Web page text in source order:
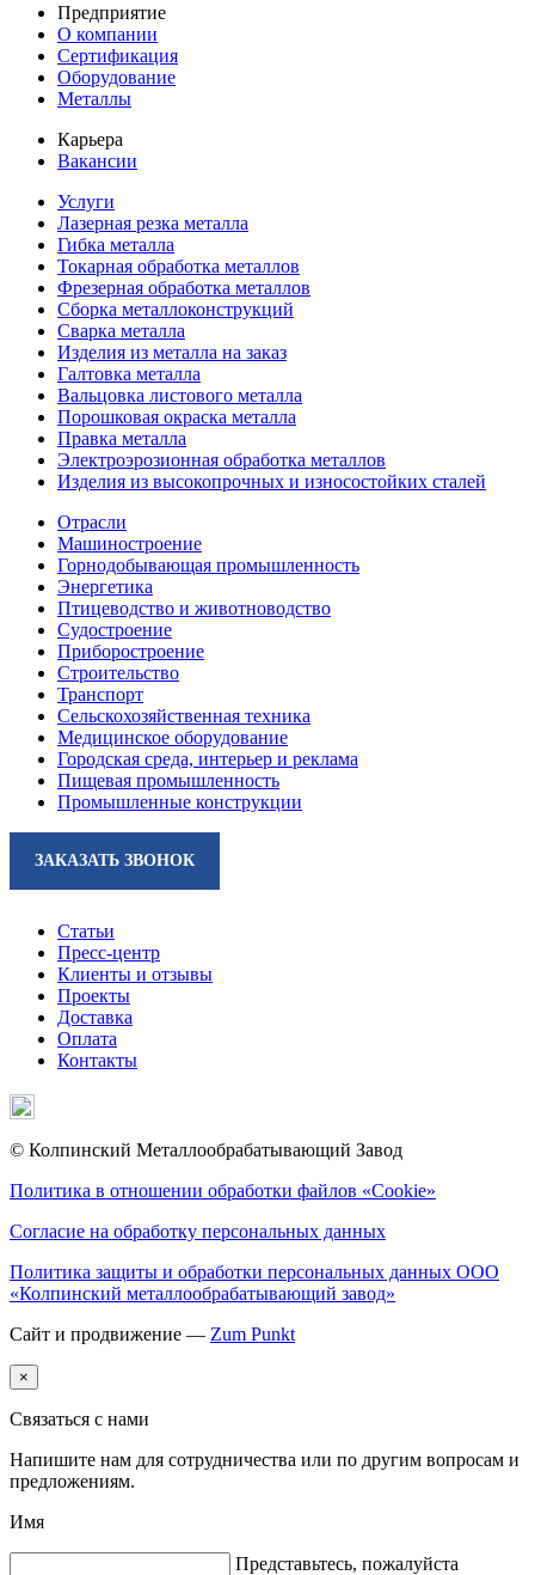
Предприятие
О компании
Сертификация
Оборудование
Металлы
Карьера
Вакансии
Услуги
Лазерная резка металла
Гибка металла
Токарная обработка металлов
Фрезерная обработка металлов
Сборка металлоконструкций
Сварка металла
Изделия из металла на заказ
Галтовка металла
Вальцовка листового металла
Порошковая окраска металла
Правка металла
Электроэрозионная обработка металлов
Изделия из высокопрочных и износостойких сталей
Отрасли
Машиностроение
Горнодобывающая промышленность
Энергетика
Птицеводство и животноводство
Судостроение
Приборостроение
Строительство
Транспорт
Сельскохозяйственная техника
Медицинское оборудование
Городская среда, интерьер и реклама
Пищевая промышленность
Промышленные конструкции
ЗАКАЗАТЬ ЗВОНОК
Статьи
Пресс-центр
Клиенты и отзывы
Проекты
Доставка
Оплата
Контакты
© Колпинский Металлообрабатывающий Завод
Политика в отношении обработки файлов «Cookie»
Согласие на обработку персональных данных
Политика защиты и обработки персональных данных ООО
«Колпинский металлообрабатывающий завод»
Сайт и продвижение — Zum Punkt
×
Связаться с нами
Напишите нам для сотрудничества или по другим вопросам и
предложениям.
Имя
Представьтесь, пожалуйста